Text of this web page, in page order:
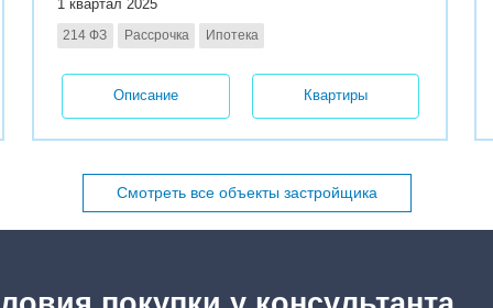
1 квартал 2025
214 ФЗ
Рассрочка Ипотека
Описание Квартиры
Смотреть все объекты застройщика